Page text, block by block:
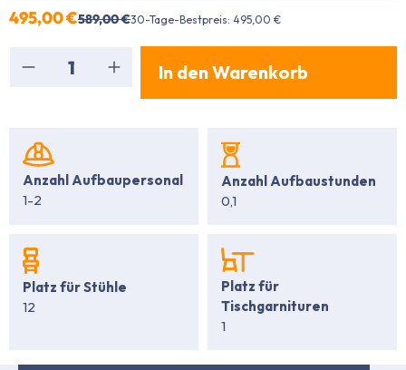
495,00 €589,00 €30-Tage-Bestpreis: 495,00 €
Produkt Anzahl: Gib den gewünschten Wert
In den Warenkorb
Anzahl Aufbaupersonal
1-2
Anzahl Aufbaustunden
0,1
Platz für Stühle
12
Platz für
Tischgarnituren
1